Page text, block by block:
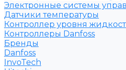
Электронные системы
Датчики температуры
Контроллер уровня
Контроллеры Danfoss
Бренды
Danfoss
InvoTech